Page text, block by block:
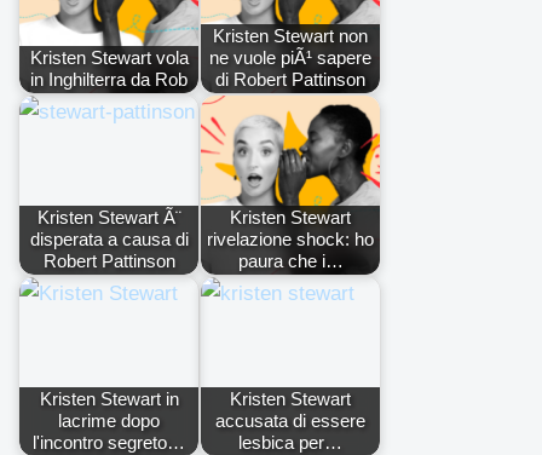
Kristen Stewart vola
in Inghilterra da Rob
Kristen Stewart non
ne vuole piÃ¹ sapere
di Robert Pattinson
Kristen Stewart Ã¨
disperata a causa di
Robert Pattinson
Kristen Stewart
rivelazione shock: ho
paura che i…
Kristen Stewart in
lacrime dopo
l'incontro segreto…
Kristen Stewart
accusata di essere
lesbica per…